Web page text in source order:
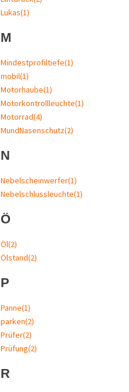
Lukas(1)
M
Mindestprofiltiefe(1)
mobil(1)
Motorhaube(1)
Motorkontrollleuchte(1)
Motorrad(4)
MundNasenschutz(2)
N
Nebelscheinwerfer(1)
Nebelschlussleuchte(1)
Ö
Öl(2)
Ölstand(2)
P
Panne(1)
parken(2)
Prüfer(2)
Prüfung(2)
R